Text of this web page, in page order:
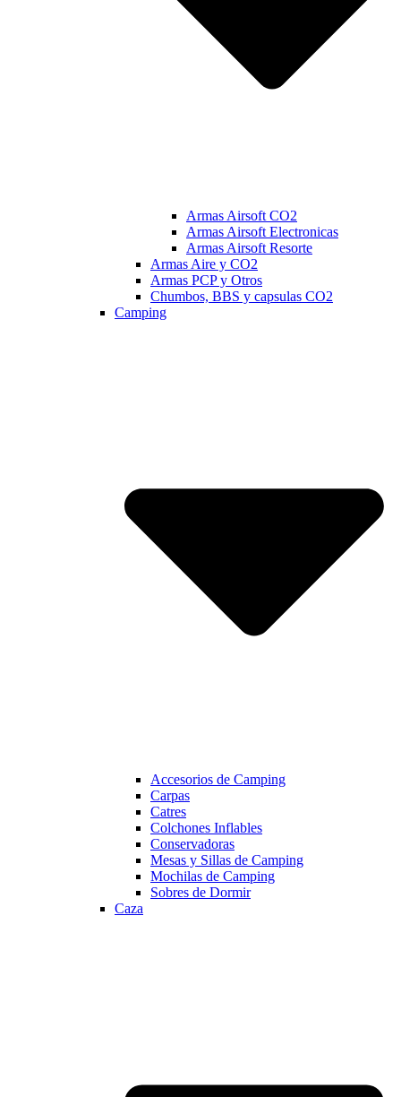
Armas Airsoft CO2
Armas Airsoft Electronicas
Armas Airsoft Resorte
Armas Aire y CO2
Armas PCP y Otros
Chumbos, BBS y capsulas CO2
Camping
Accesorios de Camping
Carpas
Catres
Colchones Inflables
Conservadoras
Mesas y Sillas de Camping
Mochilas de Camping
Sobres de Dormir
Caza